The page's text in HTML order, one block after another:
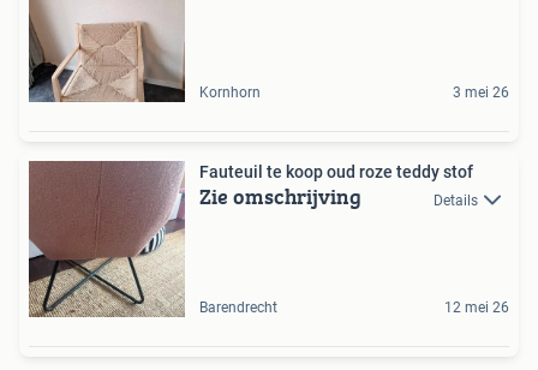
Kornhorn 3 mei 26
Fauteuil te koop oud roze teddy stof
Zie omschrijving Details
Barendrecht 12 mei 26